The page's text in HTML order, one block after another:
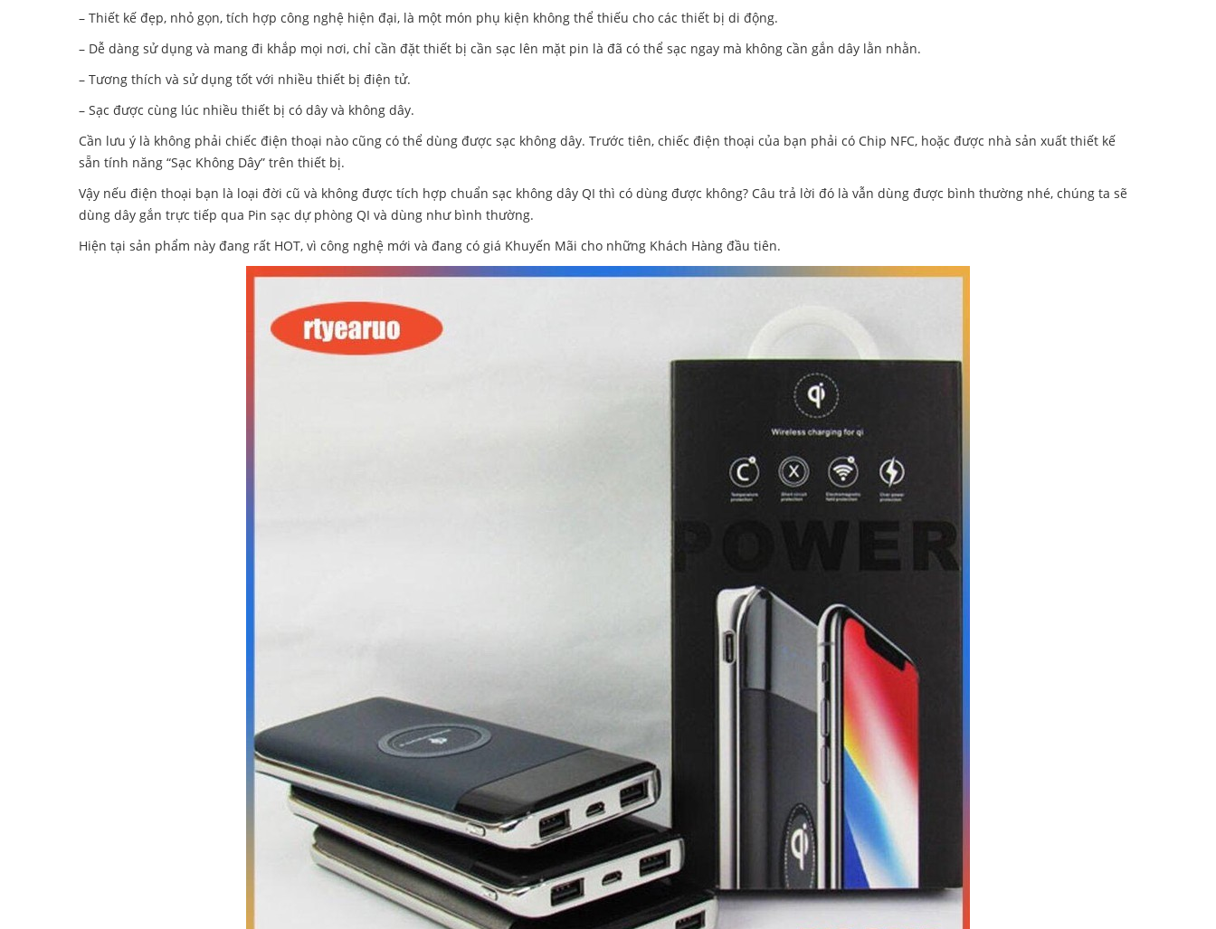
– Thiết kế đẹp, nhỏ gọn, tích hợp công nghệ hiện đại, là một món phụ kiện không thể thiếu cho các thiết bị di động.
– Dễ dàng sử dụng và mang đi khắp mọi nơi, chỉ cần đặt thiết bị cần sạc lên mặt pin là đã có thể sạc ngay mà không cần gắn dây lằn nhằn.
– Tương thích và sử dụng tốt với nhiều thiết bị điện tử.
– Sạc được cùng lúc nhiều thiết bị có dây và không dây.
Cần lưu ý là không phải chiếc điện thoại nào cũng có thể dùng được sạc không dây. Trước tiên, chiếc điện thoại của bạn phải có Chip NFC, hoặc được nhà sản xuất thiết kế
sẵn tính năng “Sạc Không Dây” trên thiết bị.
Vậy nếu điện thoại bạn là loại đời cũ và không được tích hợp chuẩn sạc không dây QI thì có dùng được không? Câu trả lời đó là vẫn dùng được bình thường nhé, chúng ta sẽ
dùng dây gắn trực tiếp qua Pin sạc dự phòng QI và dùng như bình thường.
Hiện tại sản phẩm này đang rất HOT, vì công nghệ mới và đang có giá Khuyến Mãi cho những Khách Hàng đầu tiên.